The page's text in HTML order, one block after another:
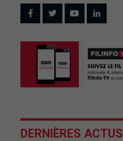
DERNIÈRES ACTUS